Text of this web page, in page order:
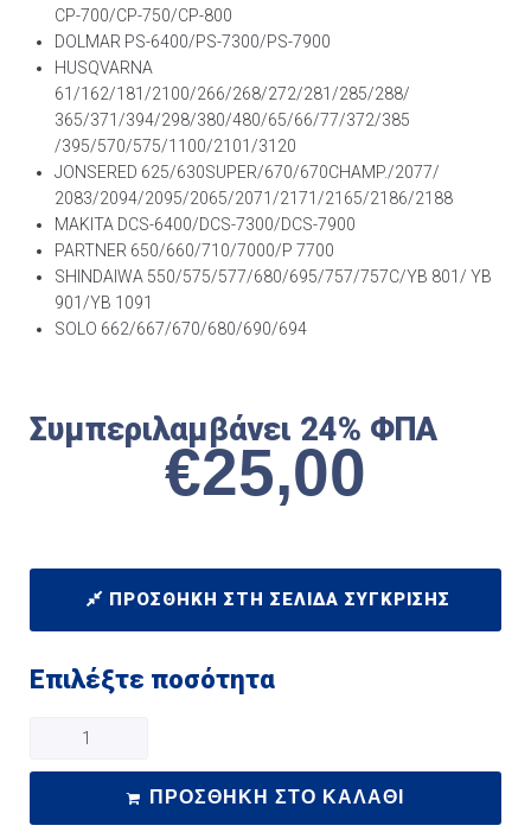
CP-700/CP-750/CP-800
DOLMAR PS-6400/PS-7300/PS-7900
HUSQVARNA
61/162/181/2100/266/268/272/281/285/288/
365/371/394/298/380/480/65/66/77/372/385
/395/570/575/1100/2101/3120
JONSERED 625/630SUPER/670/670CHAMP./2077/
2083/2094/2095/2065/2071/2171/2165/2186/2188
MAKITA DCS-6400/DCS-7300/DCS-7900
PARTNER 650/660/710/7000/P 7700
SHINDAIWA 550/575/577/680/695/757/757C/YB 801/ YB
901/YB 1091
SOLO 662/667/670/680/690/694
Συμπεριλαμβάνει 24% ΦΠΑ
€25,00
ΠΡΟΣΘΉΚΗ ΣΤΗ ΣΕΛΊΔΑ ΣΎΓΚΡΙΣΗΣ
Επιλέξτε ποσότητα
ΠΡΟΣΘΉΚΗ ΣΤΟ ΚΑΛΆΘΙ